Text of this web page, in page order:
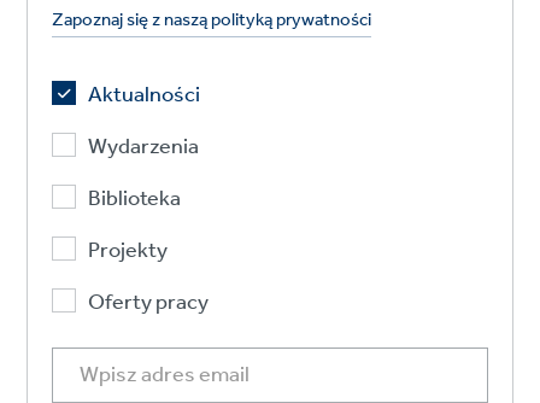
Zapoznaj się z naszą polityką prywatności
Aktualności
Wydarzenia
Biblioteka
Projekty
Oferty pracy